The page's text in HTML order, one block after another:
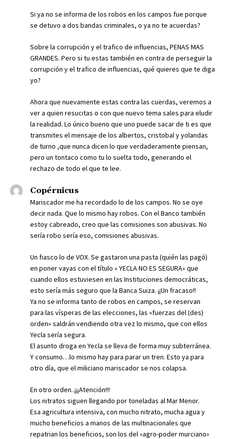
Si ya no se informa de los robos en los campos fue porque
se detuvo a dos bandas criminales, o ya no te acuerdas?
Sobre la corrupción y el trafico de influencias, PENAS MAS
GRANDES. Pero si tu estas también en contra de perseguir la
corrupción y el trafico de influencias, qué quieres que te diga
yo?
Ahora que nuevamente estas contra las cuerdas, veremos a
ver a quien resucitas o con que nuevo tema sales para eludir
la realidad. Lo único bueno que uno puede sacar de ti es que
transmites el mensaje de los albertos, cristobal y yolandas
de turno ,que nunca dicen lo que verdaderamente piensan,
pero un tontaco como tu lo suelta todo, generando el
rechazo de todo el que te lee.
Copérnicus
Mariscador me ha recordado lo de los campos. No se oye
decir nada. Que lo mismo hay robos. Con el Banco también
estoy cabreado, creo que las comisiones son abusivas. No
sería robo sería eso, comisiones abusivas.
Un fiasco lo de VOX. Se gastaron una pasta (quién las pagó)
en poner vayas con el título » YECLA NO ES SEGURA» que
cuando ellos estuviesen en las Instituciones democráticas,
esto sería más seguro que la Banca Suiza. ¡¡Un fracaso!!
Ya no se informa tanto de robos en campos, se reservan
para las vísperas de las elecciones, las «fuerzas del (des)
orden» saldrán vendiendo otra vez lo mismo, que con ellos
Yecla sería segura.
El asunto droga en Yecla se lleva de forma muy subterránea.
Y consumo…lo mismo hay para parar un tren. Esto ya para
otro día, que el miliciano mariscador se nos colapsa.
En otro orden. ¡¡¡Atención!!!
Los nitratos siguen llegando por toneladas al Mar Menor.
Esa agricultura intensiva, con mucho nitrato, mucha agua y
mucho beneficios a manos de las multinacionales que
repatrian los beneficios, son los del «agro-poder murciano»